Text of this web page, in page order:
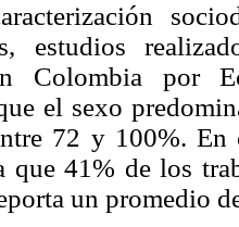
estudios
Colombia por
el sexo
72 y 100%. En
que 41% de los
un promedio